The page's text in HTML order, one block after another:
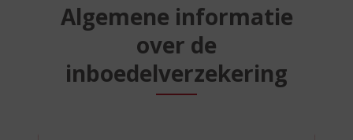
Algemene informatie
over de
inboedelverzekering